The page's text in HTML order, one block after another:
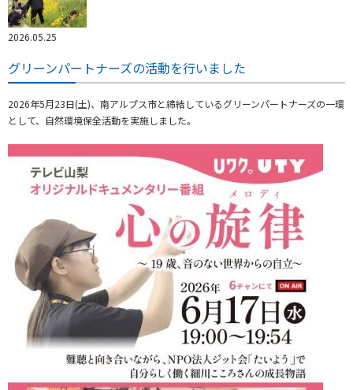
2026.05.25
グリーンパートナーズの活動を行いました
2026年5月23日(土)、南アルプス市と締結しているグリーンパートナーズの一環
として、自然環境保全活動を実施しました。